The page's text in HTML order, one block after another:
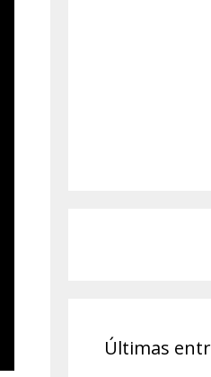
Últimas